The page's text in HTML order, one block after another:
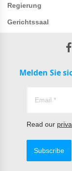
Regierung
Gerichtssaal
Melden Sie
Read our
Subscribe